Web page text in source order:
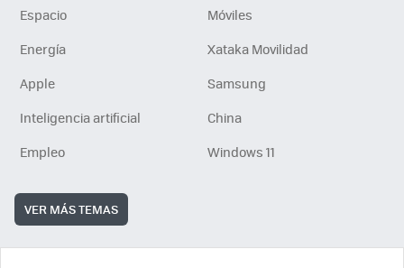
Espacio
Móviles
Energía
Xataka Movilidad
Apple
Samsung
Inteligencia artificial
China
Empleo
Windows 11
VER MÁS TEMAS